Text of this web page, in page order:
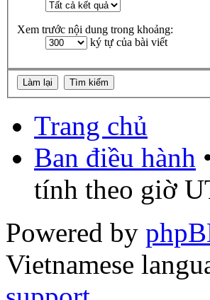
Xem trước nội dung trong khoảng:
ký tự của bài viết
Trang chủ
Ban điều hành
tính theo giờ
Powered by
Vietnamese